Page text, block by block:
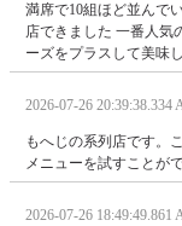
満席で10組ほど並んで
店できました 一番人気
ーズをプラスして美味
2026-07-26
もへじの系列店です。
メニューを試すことが
2026-07-26